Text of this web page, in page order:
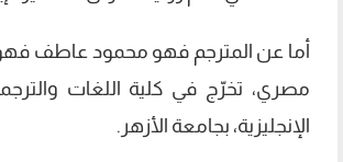
أما عن المترجم فهو محمود عاطف
مصري، تخرّج في كلية اللغات
الإنجليزية، بجامعة الأزهر.